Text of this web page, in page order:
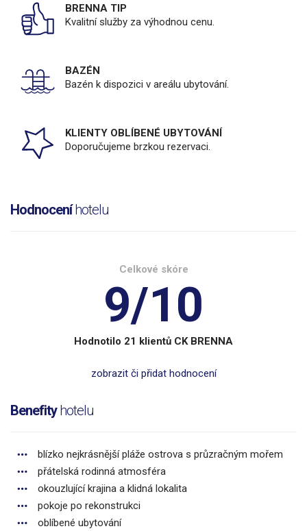
BRENNA TIP
Kvalitní služby za výhodnou cenu.
BAZÉN
Bazén k dispozici v areálu ubytování.
KLIENTY OBLÍBENÉ UBYTOVÁNÍ
Doporučujeme brzkou rezervaci.
Hodnoceníhotelu
Celkové skóre
9/10
Hodnotilo 21 klientů CK BRENNA
zobrazit či přidat hodnocení
Benefityhotelu
blízko nejkrásnější pláže ostrova s průzračným mořem
přátelská rodinná atmosféra
okouzlující krajina a klidná lokalita
pokoje po rekonstrukci
oblíbené ubytování